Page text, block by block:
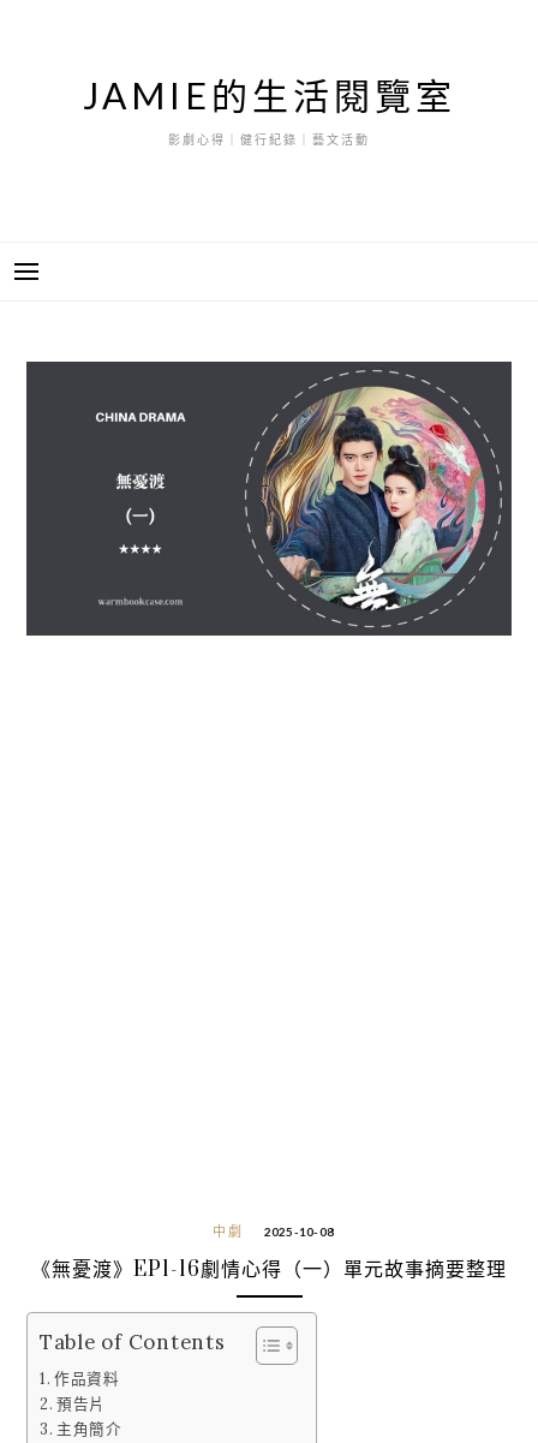
JAMIE的生活閱覽室
影劇心得｜健行紀錄｜藝文活動
中劇 2025-10-08
《無憂渡》EP1-16劇情心得（一）單元故事摘要整理
Table of Contents
作品資料
預告片
主角簡介